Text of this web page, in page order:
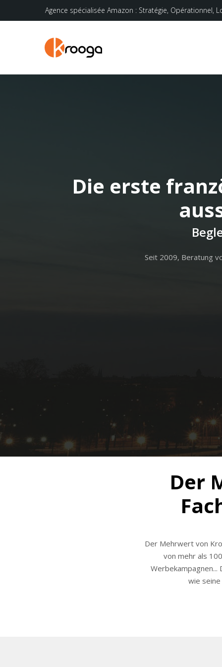
Agence spécialisée Amazon : Stratégie, Opérationnel,
Hit enter to search or ESC to close
Die erste
Seit 2009, Beratung
Der
Der Mehrwert von
von mehr als
wie